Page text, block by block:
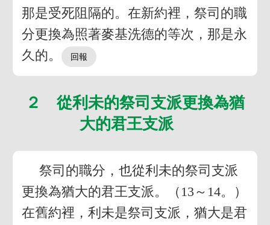
那是受死阻隔的。在新約裡，祭司的職
分更換為照著麥基洗德的等次，那是永
久的。
２ 從利未的祭司支派更換為猶
大的君王支派
祭司的職分，也從利未的祭司支派
更換為猶大的君王支派。（13～14。）
在舊約裡，利未是祭司支派，猶大是君